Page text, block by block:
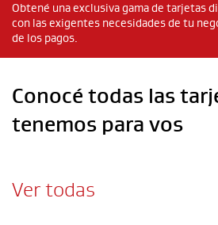
Obtené una exclusiva gama de tarjetas
con las exigentes necesidades de tu
de los pagos.
Conocé todas las
tenemos para vos
Ver todas